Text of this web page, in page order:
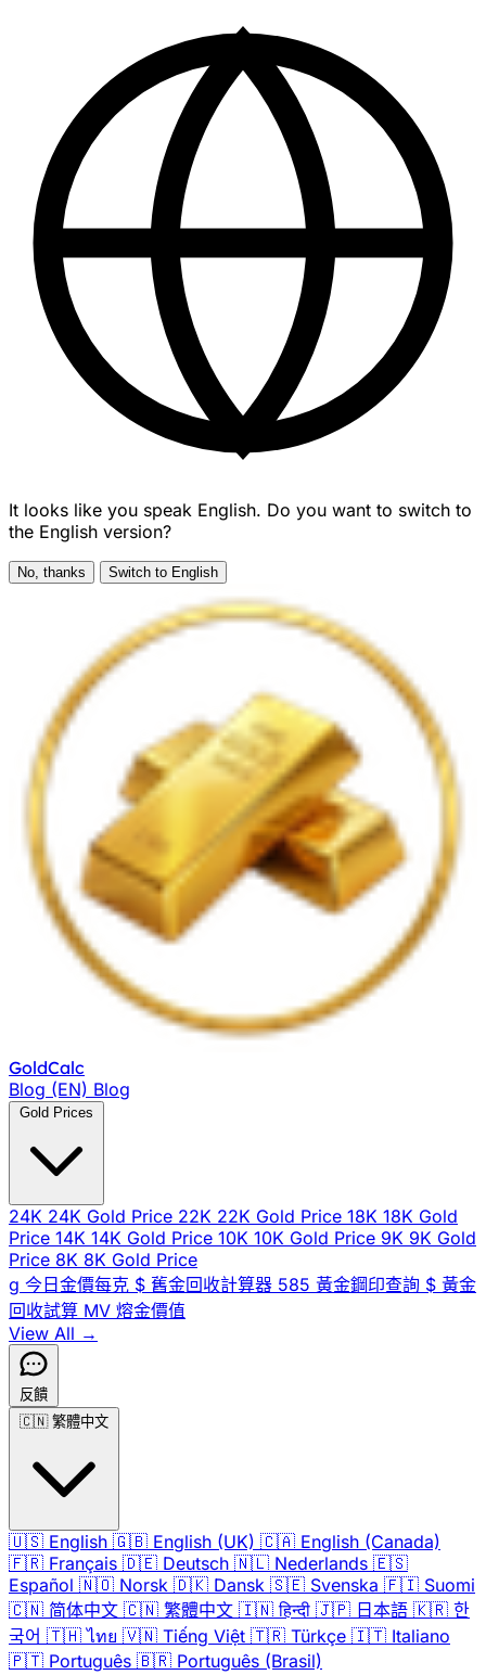
It looks like you speak English. Do you want to switch to
the English version?
No, thanks Switch to English
GoldCalc
Blog (EN) Blog
Gold Prices
24K 24K Gold Price 22K 22K Gold Price 18K 18K Gold
Price 14K 14K Gold Price 10K 10K Gold Price 9K 9K Gold
Price 8K 8K Gold Price
g 今日金價每克 $ 舊金回收計算器 585 黃金鋼印查詢 $ 黃金
回收試算 MV 熔金價值
View All →
反饋
🇨🇳 繁體中文
🇺🇸 English 🇬🇧 English (UK) 🇨🇦 English (Canada)
🇫🇷 Français 🇩🇪 Deutsch 🇳🇱 Nederlands 🇪🇸
Español 🇳🇴 Norsk 🇩🇰 Dansk 🇸🇪 Svenska 🇫🇮 Suomi
🇨🇳 简体中文 🇨🇳 繁體中文 🇮🇳 हिन्दी 🇯🇵 日本語 🇰🇷 한
국어 🇹🇭 ไทย 🇻🇳 Tiếng Việt 🇹🇷 Türkçe 🇮🇹 Italiano
🇵🇹 Português 🇧🇷 Português (Brasil)